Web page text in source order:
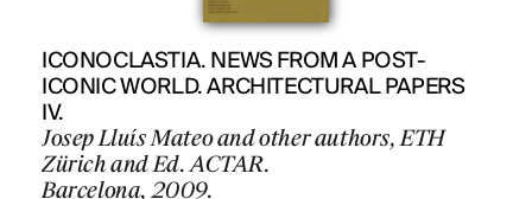
ICONOCLASTIA. NEWS FROM A POST-
ICONIC WORLD. ARCHITECTURAL PAPERS
IV.
Josep Lluís Mateo and other authors, ETH
Zürich and Ed. ACTAR.
Barcelona, 2009.